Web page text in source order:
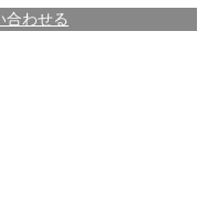
合わせる